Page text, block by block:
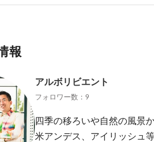
報
アルボリビエント
フォロワー数：9
四季の移ろいや自然の風景
米アンデス、アイリッシュ